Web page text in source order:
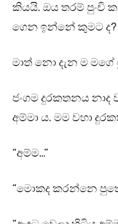
කියයි. ඔය තරම් පුංචි
ගෙන ඉන්නේ කුමට ද?
මාත් නො දැන ම
ජංගම දුරකතනය නාද
අම්මා ය. මම වහා
“අම්ම…”
“මොකද කරන්නෙ